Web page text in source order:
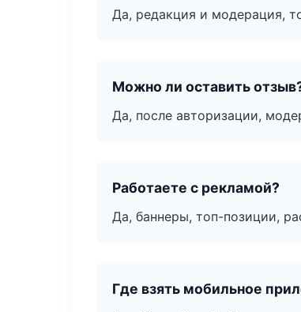
Да, редакция и модерация,
Можно ли оставить
Да, после авторизации,
Работаете с рекламой?
Да, баннеры, топ-позиции,
Где взять мобильное